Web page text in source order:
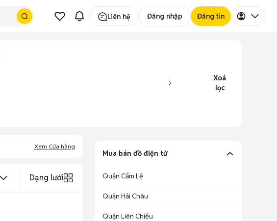
Liên hệ Đăng nhập Đăng tin
Xoá
lọc
Xem Cửa hàng
Dạng lưới
Mua bán đồ điện tử
Quận Cẩm Lệ
Quận Hải Châu
Quận Liên Chiểu